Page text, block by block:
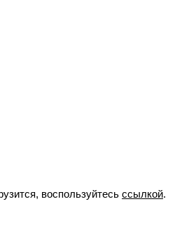
воспользуйтесь ссылкой.